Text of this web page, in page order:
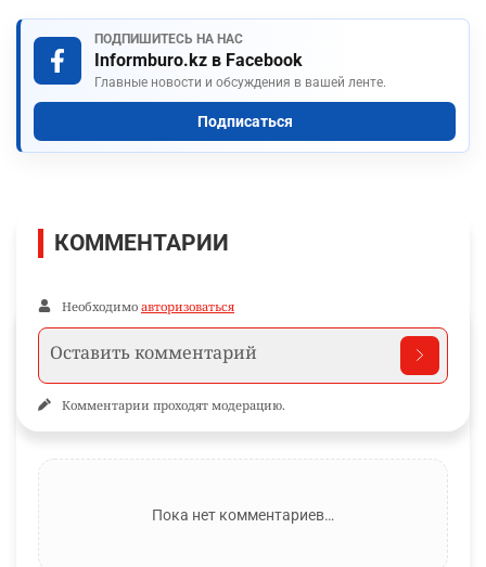
ПОДПИШИТЕСЬ НА НАС
Informburo.kz в Facebook
Главные новости и обсуждения в вашей ленте.
Подписаться
КОММЕНТАРИИ
Необходимо авторизоваться
Комментарии проходят модерацию.
Пока нет комментариев…